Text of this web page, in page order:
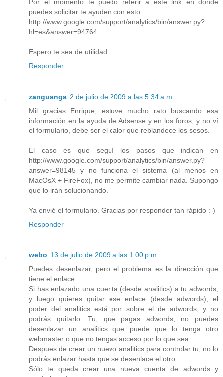
Por el momento te puedo referir a este link en donde
puedes solicitar te ayuden con esto:
http://www.google.com/support/analytics/bin/answer.py?
hl=es&answer=94764
Espero te sea de utilidad.
Responder
zanguanga 2 de julio de 2009 a las 5:34 a.m.
Mil gracias Enrique, estuve mucho rato buscando esa
información en la ayuda de Adsense y en los foros, y no ví
el formulario, debe ser el calor que reblandece los sesos.
El caso es que seguí los pasos que indican en
http://www.google.com/support/analytics/bin/answer.py?
answer=98145 y no funciona el sistema (al menos en
MacOsX + FireFox), no me permite cambiar nada. Supongo
que lo irán solucionando.
Ya envié el formulario. Gracias por responder tan rápido :-)
Responder
webo 13 de julio de 2009 a las 1:00 p.m.
Puedes desenlazar, pero el problema es la dirección que
tiene el enlace.
Si has enlazado una cuenta (desde analitics) a tu adwords,
y luego quieres quitar ese enlace (desde adwords), el
poder del analitics está por sobre el de adwords, y no
podrás quitarlo. Tu, que pagas adwords, no puedes
desenlazar un analitics que puede que lo tenga otro
webmaster o que no tengas acceso por lo que sea.
Despues de crear un nuevo analitics para controlar tu, no lo
podrás enlazar hasta que se desenlace el otro.
Sólo te queda crear una nueva cuenta de adwords y